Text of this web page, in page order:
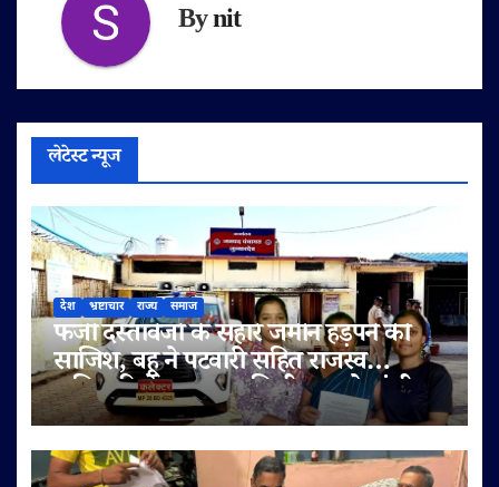
Bynit
लेटेस्ट न्यूज
देश भ्रष्टाचार राज्य समाज
फर्जी दस्तावेजों के सहारे जमीन हड़पने की
साजिश, बहू ने पटवारी सहित राजस्व
अधिकारियों पर लगाए मिलीभगत के गंभीर
आरोप